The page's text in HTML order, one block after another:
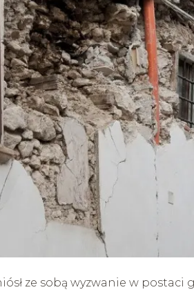
ze sobą wyzwanie w